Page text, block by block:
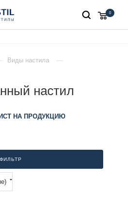
0
Виды настила
настил
НА ПРОДУКЦИЮ
ФИЛЬТР